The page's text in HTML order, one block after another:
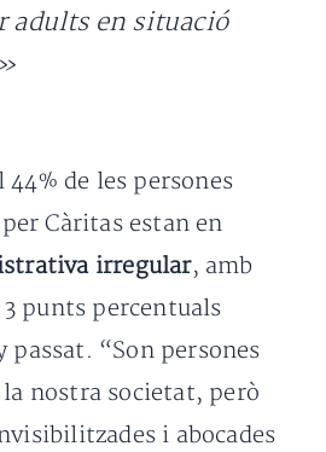
adults en situació
44% de les persones
Càritas estan en
irregular, amb
punts percentuals
passat. “Son persones
la nostra societat, però
i abocades